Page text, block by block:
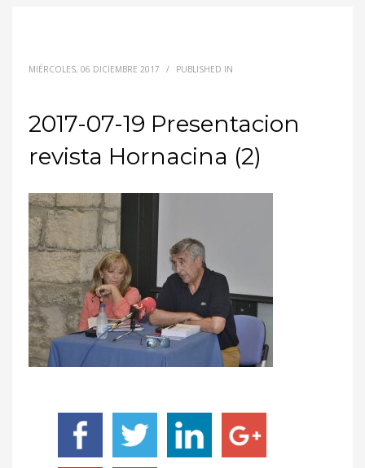
MIÉRCOLES, 06 DICIEMBRE 2017 / PUBLISHED IN
2017-07-19 Presentacion
revista Hornacina (2)